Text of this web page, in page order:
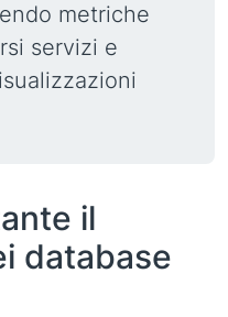
metriche
servizi e
il
database